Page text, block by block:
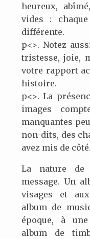
heureux,
vides :
différente.
p<>. Notez
tristesse, joie,
votre rapport
histoire.
p<>. La
images
manquantes
non-dits, des
avez mis de côté.
La nature de
message. Un
visages et
album de
époque, à
album de